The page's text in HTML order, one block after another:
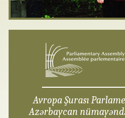
Avropa Şurası
Azərbaycan